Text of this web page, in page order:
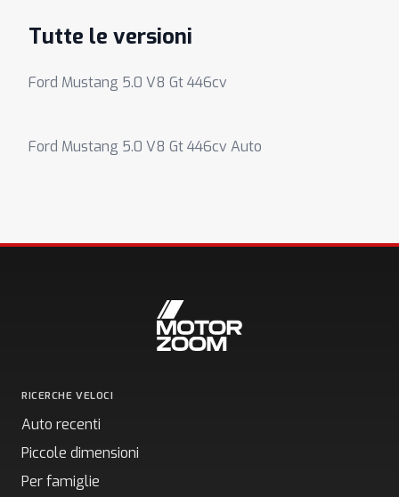
Tutte le versioni
Ford Mustang 5.0 V8 Gt 446cv
Ford Mustang 5.0 V8 Gt 446cv Auto
RICERCHE VELOCI
Auto recenti
Piccole dimensioni
Per famiglie